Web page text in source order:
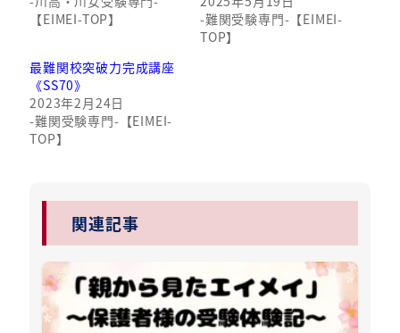
【EIMEI-TOP】
-難関受験専門-【EIMEI-
TOP】
最難関校突破力完成講座
《SS70》
2023年2月24日
-難関受験専門-【EIMEI-
TOP】
関連記事